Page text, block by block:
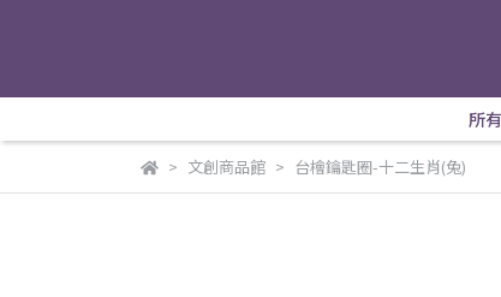
所
文創商品館 台檜鑰匙圈-十二生肖(兔)